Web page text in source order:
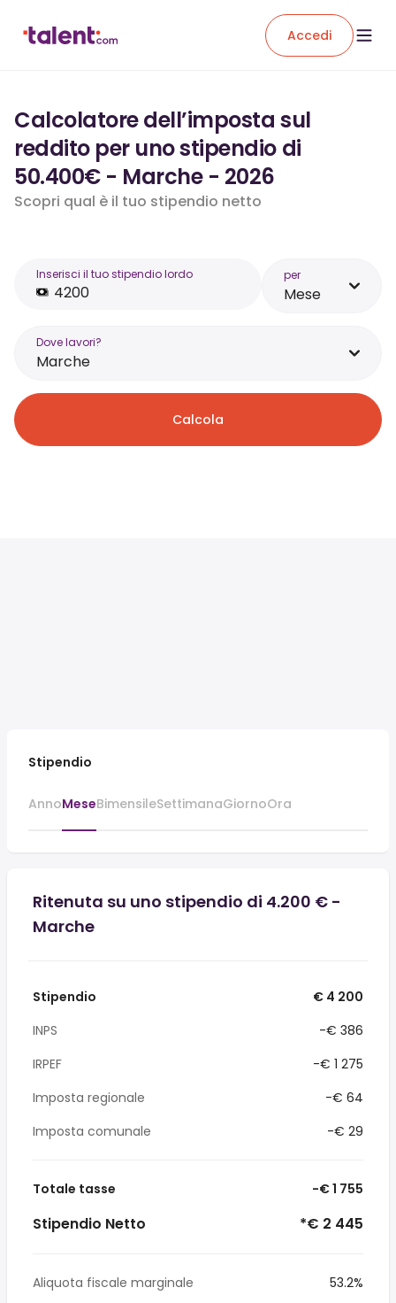
Accedi
Calcolatore dell’imposta sul
reddito per uno stipendio di
50.400€ - Marche - 2026
Scopri qual è il tuo stipendio netto
Inserisci il tuo stipendio lordo per
Mese
Dove lavori?
Marche
Calcola
Stipendio
AnnoMeseBimensileSettimanaGiornoOra
Ritenuta su uno stipendio di 4.200 € -
Marche
Stipendio
€ 4 200
INPS
-€ 386
IRPEF
-€ 1 275
Imposta regionale
-€ 64
Imposta comunale
-€ 29
Totale tasse -€ 1 755
Stipendio Netto *€ 2 445
Aliquota fiscale marginale
53.2%